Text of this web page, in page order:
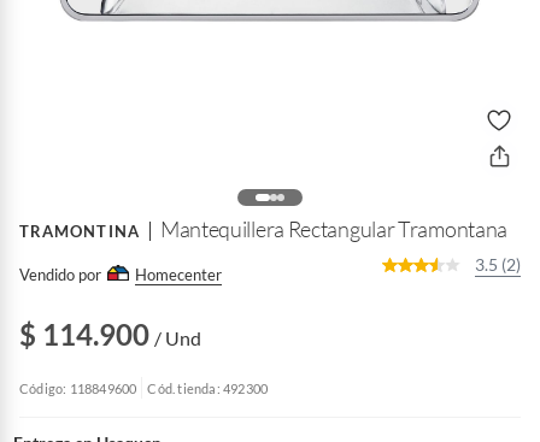
TRAMONTINA Mantequillera Rectangular Tramontana
Vendido por Homecenter
3.5 (2)
$ 114.900 / Und
Código: 118849600 Cód. tienda: 492300